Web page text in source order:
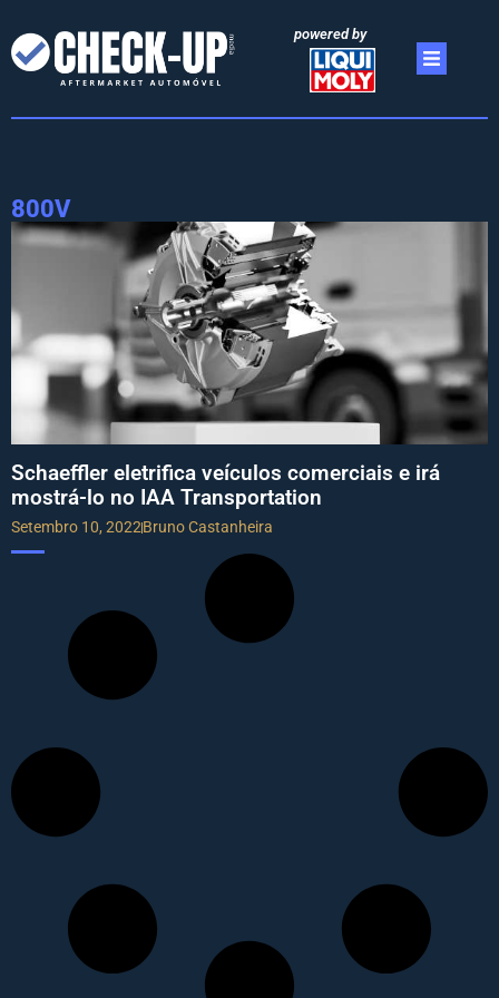
powered by
800V
Schaeffler eletrifica veículos comerciais e irá
mostrá-lo no IAA Transportation
Setembro 10, 2022Bruno Castanheira